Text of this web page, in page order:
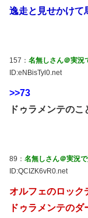
逸走と見せかけて
157： 名無しさん＠実況
ID:eNBisTyl0.net
>>73
ドゥラメンテのこ
89： 名無しさん＠実況
ID:QCIZK6vR0.net
オルフェのロック
ドゥラメンテの